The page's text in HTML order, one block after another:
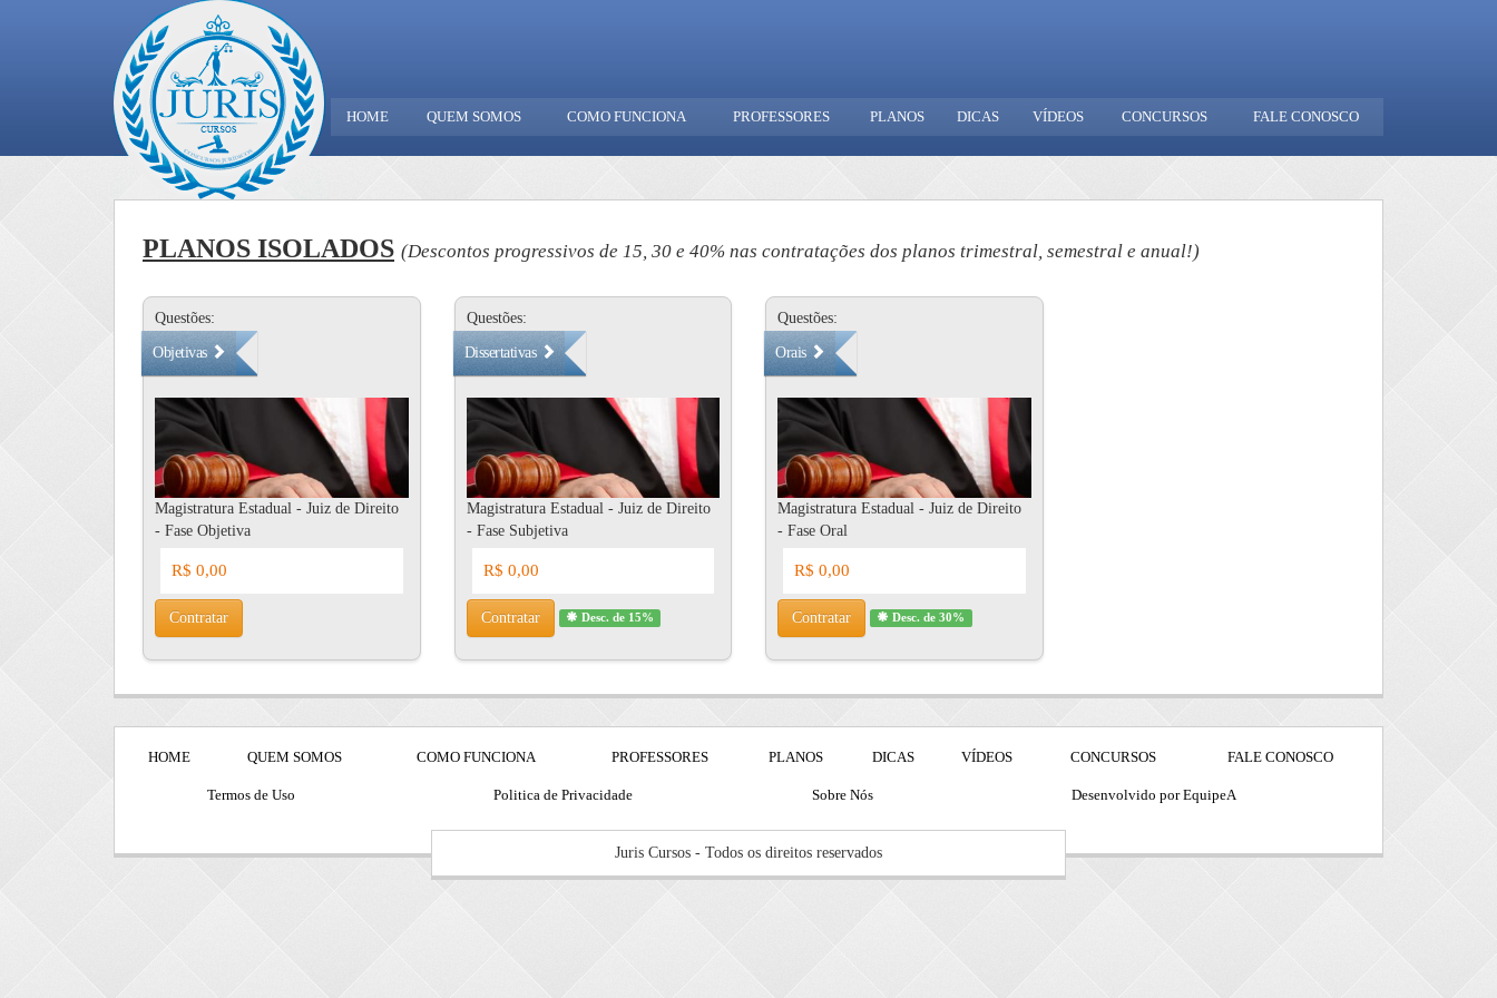
HOME QUEM SOMOS COMO FUNCIONA PROFESSORES PLANOS DICAS VÍDEOS CONCURSOS FALE CONOSCO
PLANOS ISOLADOS (Descontos progressivos de 15, 30 e 40% nas contratações dos planos trimestral, semestral e anual!)
Questões:
Objetivas
Magistratura Estadual - Juiz de Direito
- Fase Objetiva
R$ 0,00
Contratar
Questões:
Dissertativas
Magistratura Estadual - Juiz de Direito
- Fase Subjetiva
R$ 0,00
Contratar Desc. de 15%
Questões:
Orais
Magistratura Estadual - Juiz de Direito
- Fase Oral
R$ 0,00
Contratar Desc. de 30%
HOME QUEM SOMOS COMO FUNCIONA PROFESSORES PLANOS DICAS VÍDEOS CONCURSOS FALE CONOSCO
Termos de Uso Politica de Privacidade Sobre Nós Desenvolvido por EquipeA
Juris Cursos - Todos os direitos reservados